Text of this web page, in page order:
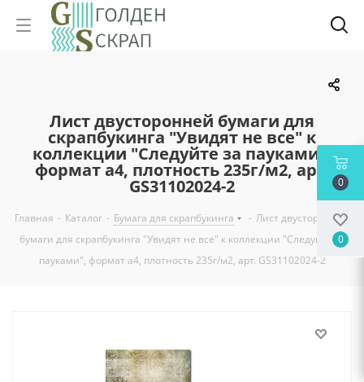
Лист двусторонней бумаги для
скрапбукинга "Увидят не все" к
коллекции "Следуйте за пауками",
формат а4, плотность 235г/м2, арт.
GS31102024-2
Главная - Каталог - Бумага для скрапбукинга - Лист двусторонней
бумаги для скрапбукинга "Увидят не все" к коллекции "Следуйте за
пауками", формат а4, плотность 235г/м2, арт. GS31102024-2
0
0